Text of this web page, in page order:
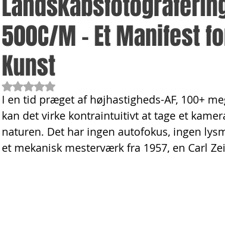
500C/M - Et Manifest
Kunst
Bedømt til NaN ud af 5 stjerner.
I en tid præget af højhastigheds-AF, 100+
kan det virke kontraintuitivt at tage et
naturen. Det har ingen autofokus, ingen
et mekanisk mesterværk fra 1957, en Carl